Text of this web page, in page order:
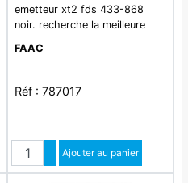
emetteur xt2 fds 433-868
noir. recherche la meilleure
portee. maintient la
FAAC
Réf : 787017
QuantitéAugmenter quantité
Diminuer quantité
Ajouter au panier